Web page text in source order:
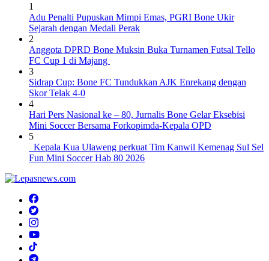
1
Adu Penalti Pupuskan Mimpi Emas, PGRI Bone Ukir
Sejarah dengan Medali Perak
2
Anggota DPRD Bone Muksin Buka Turnamen Futsal Tello
FC Cup 1 di Majang
3
Sidrap Cup: Bone FC Tundukkan AJK Enrekang dengan
Skor Telak 4-0
4
Hari Pers Nasional ke – 80, Jurnalis Bone Gelar Eksebisi
Mini Soccer Bersama Forkopimda-Kepala OPD
5
Kepala Kua Ulaweng perkuat Tim Kanwil Kemenag Sul Sel
Fun Mini Soccer Hab 80 2026